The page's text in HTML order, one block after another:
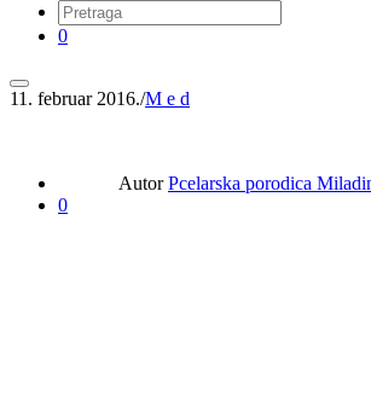
0
11. februar 2016./M e d
AutorPcelarska porodica
0